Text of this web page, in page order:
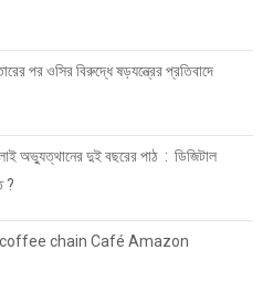
পর ওসির বিরুদ্ধে ষড়যন্ত্রের প্রতিবাদে
অভ্যুত্থানের দুই বছরের পাঠ : ডিজিটাল
?
chain Café Amazon